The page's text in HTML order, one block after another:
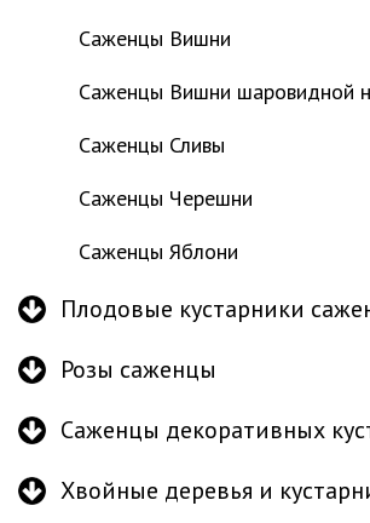
Саженцы Вишни
Саженцы Вишни шаровидной
Саженцы Сливы
Саженцы Черешни
Саженцы Яблони
Плодовые кустарники
Розы саженцы
Саженцы декоративных
Хвойные деревья и